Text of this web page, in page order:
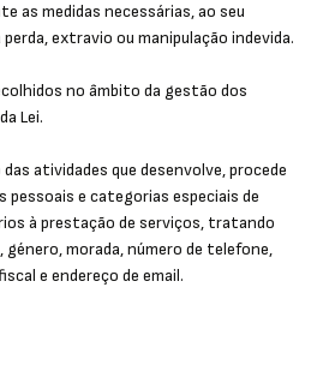
as medidas necessárias, ao seu
extravio ou manipulação indevida.
no âmbito da gestão dos
Lei.
atividades que desenvolve, procede
e categorias especiais de
à prestação de serviços, tratando
género, morada, número de telefone,
e endereço de email.